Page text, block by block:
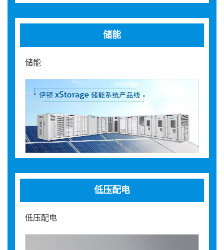
储能
储能
低压配电
低压配电